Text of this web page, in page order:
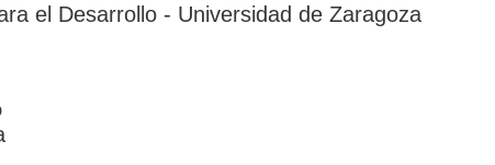
el Desarrollo - Universidad de Zaragoza